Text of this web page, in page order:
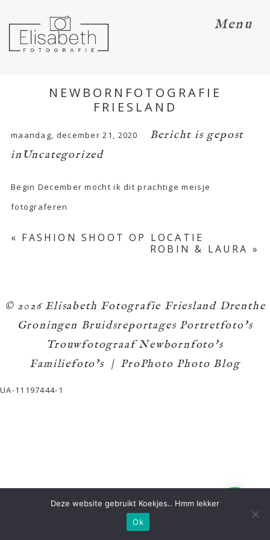
Menu
NEWBORNFOTOGRAFIE
FRIESLAND
maandag, december 21, 2020
Bericht is gepost
in Uncategorized
Begin December mocht ik dit prachtige meisje
fotograferen
« FASHION SHOOT OP LOCATIE
ROBIN & LAURA »
© 2026 Elisabeth Fotografie Friesland Drenthe
Groningen Bruidsreportages Portretfoto's
Trouwfotograaf Newbornfoto's
Familiefoto's | ProPhoto Photo Blog
UA-11197444-1
Deze website gebruikt Koekjes.. Hmm lekker
Ok